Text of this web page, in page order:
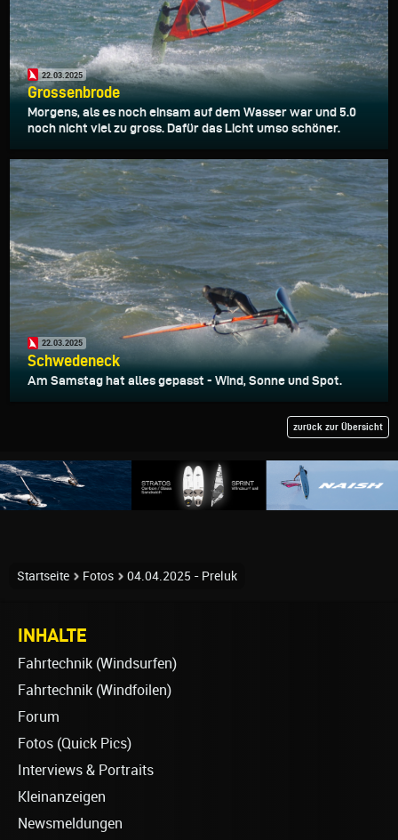
22.03.2025
Grossenbrode
Morgens, als es noch einsam auf dem Wasser war und 5.0
noch nicht viel zu gross. Dafür das Licht umso schöner.
22.03.2025
Schwedeneck
Am Samstag hat alles gepasst - Wind, Sonne und Spot.
zurück zur Übersicht
Startseite Fotos 04.04.2025 - Preluk
INHALTE
Fahrtechnik (Windsurfen)
Fahrtechnik (Windfoilen)
Forum
Fotos (Quick Pics)
Interviews & Portraits
Kleinanzeigen
Newsmeldungen